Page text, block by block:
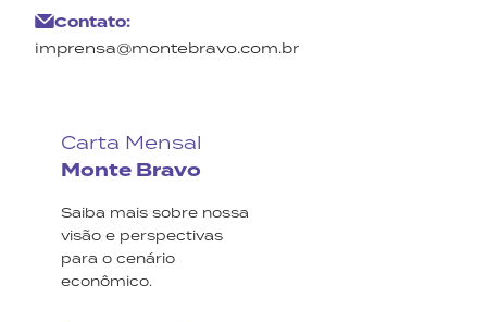
Contato:
imprensa@montebravo.com.br
Carta Mensal
Monte Bravo
Saiba mais sobre nossa
visão e perspectivas
para o cenário
econômico.